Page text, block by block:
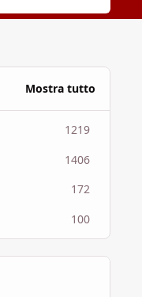
Mostra tutto
1219
1406
172
100